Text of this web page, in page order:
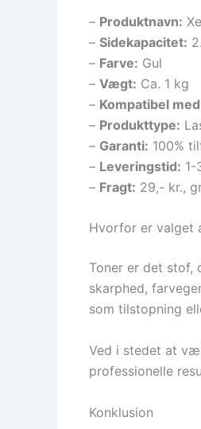
– Produktnavn:
– Sidekapacitet:
– Farve: Gul
– Vægt: Ca. 1 kg
– Kompatibel
– Produkttype:
– Garanti: 100%
– Leveringstid: 1-
– Fragt: 29,- kr.,
Hvorfor er valget
Toner er det stof,
skarphed,
som tilstopning
Ved i stedet at
professionelle
Konklusion